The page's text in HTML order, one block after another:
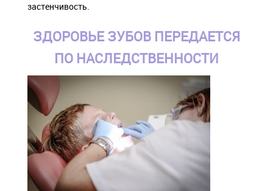
застенчивость.
ЗДОРОВЬЕ ЗУБОВ ПЕРЕДАЕТСЯ
ПО НАСЛЕДСТВЕННОСТИ